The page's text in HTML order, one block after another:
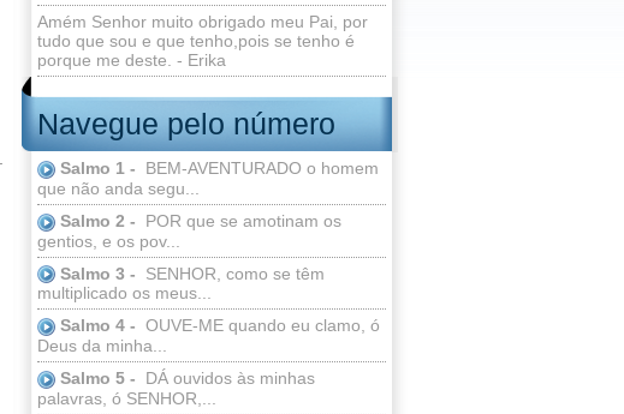
Amém Senhor muito obrigado meu Pai, por
tudo que sou e que tenho,pois se tenho é
porque me deste. - Erika
Navegue pelo número
Salmo 1 -
BEM-AVENTURADO o homem
que não anda segu...
Salmo 2 -
POR que se amotinam os
gentios, e os pov...
Salmo 3 -
SENHOR, como se têm
multiplicado os meus...
Salmo 4 - OUVE-ME quando eu clamo, ó
Deus da minha...
Salmo 5 -
DÁ ouvidos às minhas
palavras, ó SENHOR,...